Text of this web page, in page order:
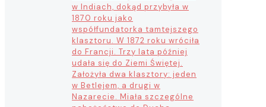
w Indiach, dokąd przybyła w
1870 roku jako
współfundatorka tamtejszego
klasztoru. W 1872 roku wróciła
do Francji. Trzy lata później
udała się do Ziemi Świętej.
Założyła dwa klasztory: jeden
w Betlejem, a drugi w
Nazarecie. Miała szczególne